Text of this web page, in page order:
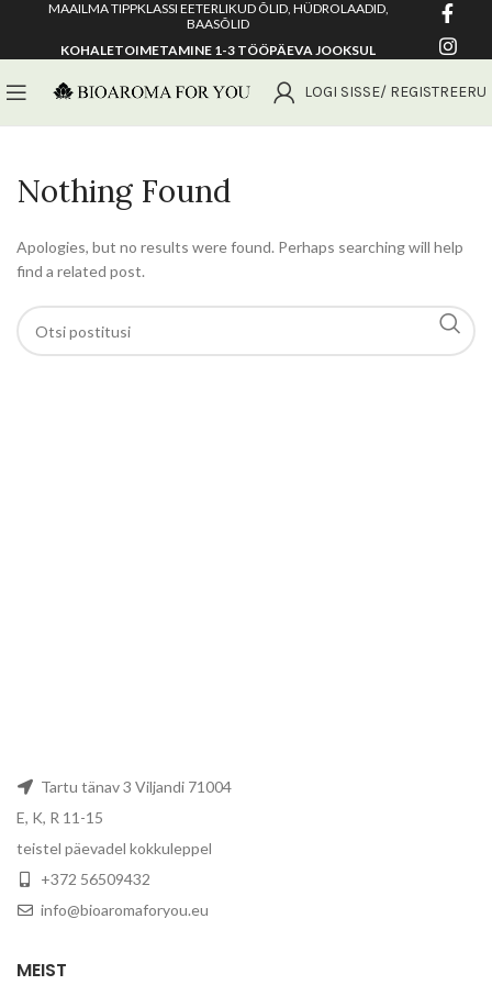
MAAILMA TIPPKLASSI EETERLIKUD ÕLID, HÜDROLAADID,
BAASÕLID
KOHALETOIMETAMINE 1-3 TÖÖPÄEVA JOOKSUL
LOGI SISSE/ REGISTREERU
Nothing Found
Apologies, but no results were found. Perhaps searching will help
find a related post.
Tartu tänav 3 Viljandi 71004
E, K, R 11-15
teistel päevadel kokkuleppel
+372 56509432
info@bioaromaforyou.eu
MEIST